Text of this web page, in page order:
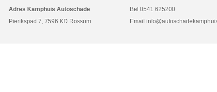
Adres Kamphuis Autoschade
Pierikspad 7, 7596 KD Rossum
Bel0541 625200
Email